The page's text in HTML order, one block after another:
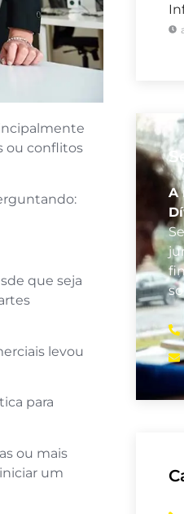
ou conflitos
que seja
levou
para
ou mais
um
A